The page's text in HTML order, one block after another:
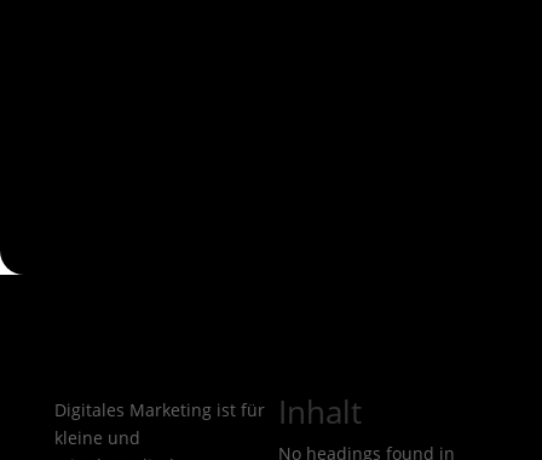
Digitales Marketing ist für
kleine und
Inhalt
No headings found in